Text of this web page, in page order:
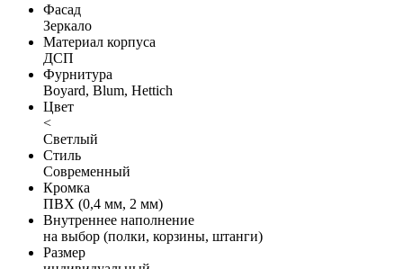
Фасад
Зеркало
Материал корпуса
ДСП
Фурнитура
Boyard, Blum, Hettich
Цвет
<
Светлый
Стиль
Современный
Кромка
ПВХ (0,4 мм, 2 мм)
Внутреннее наполнение
на выбор (полки, корзины, штанги)
Размер